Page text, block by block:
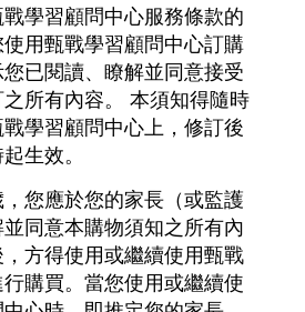
學習顧問中心服務條款的
用甄戰學習顧問中心訂購
已閱讀、瞭解並同意接受
所有內容。 本須知得隨時
學習顧問中心上，修訂後
生效。
您應於您的家長（或監護
同意本購物須知之所有內
方得使用或繼續使用甄戰
購買。當您使用或繼續使